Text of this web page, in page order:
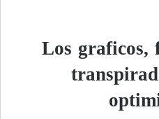
Los graficos,